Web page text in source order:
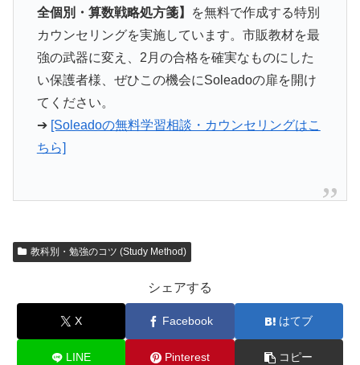
全個別・算数戦略処方箋】
を無料で作成する特別
カウンセリングを実施しています。市販教材を最
強の武器に変え、2月の合格を確実なものにした
い保護者様、ぜひこの機会にSoleadoの扉を開け
てください。
➔ [Soleadoの無料学習相談・カウンセリングはこ
ちら]
教科別・勉強のコツ (Study Method)
シェアする
X Facebook はてブ
LINE Pinterest コピー